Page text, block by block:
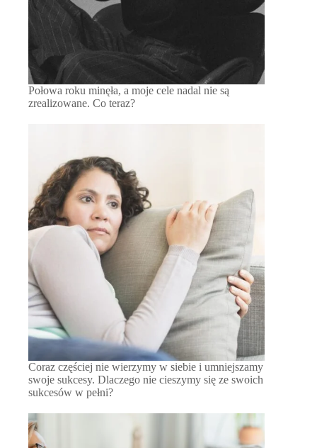
Połowa roku minęła, a moje cele nadal nie są
zrealizowane. Co teraz?
Coraz częściej nie wierzymy w siebie i umniejszamy
swoje sukcesy. Dlaczego nie cieszymy się ze swoich
sukcesów w pełni?